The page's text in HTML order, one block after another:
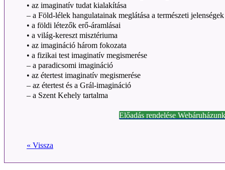
• az imaginatív tudat kialakítása
– a Föld-lélek hangulatainak meglátása a természeti
• a földi létezők erő-áramlásai
• a világ-kereszt misztériuma
• az imagináció három fokozata
• a fizikai test imaginatív megismerése
– a paradicsomi imagináció
• az étertest imaginatív megismerése
– az étertest és a Grál-imagináció
– a Szent Kehely tartalma
Előadás rendelése
« Vissza